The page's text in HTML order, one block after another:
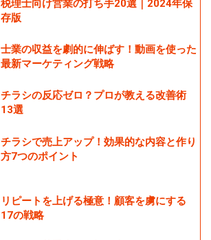
税理士向け営業の打ち手20選｜2024年保
存版
士業の収益を劇的に伸ばす！動画を使った
最新マーケティング戦略
チラシの反応ゼロ？プロが教える改善術
13選
チラシで売上アップ！効果的な内容と作り
方7つのポイント
リピートを上げる極意！顧客を虜にする
17の戦略